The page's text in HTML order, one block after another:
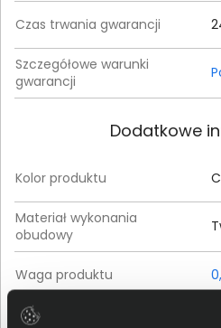
Czas trwania gwarancji
Szczegółowe warunki
gwarancji
Dodatkowe
Kolor produktu
Materiał wykonania
obudowy
Waga produktu
Wysokość (mm)